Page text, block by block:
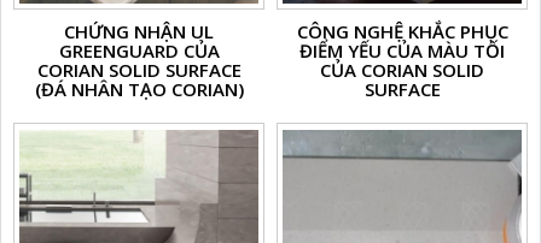
CHỨNG NHẬN UL
GREENGUARD CỦA
CORIAN SOLID SURFACE
(ĐÁ NHÂN TẠO CORIAN)
CÔNG NGHỆ KHẮC PHỤC
ĐIỂM YẾU CỦA MÀU TỐI
CỦA CORIAN SOLID
SURFACE